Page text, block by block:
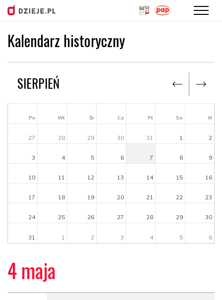
Przejdź
do
Kalendarz historyczny
4 maja
SIERPIEŃ
Pn Wt Śr Cz Pt So N
27 28 29 30 31 1 2
3 4 5 6 7 8 9
10 11 12 13 14 15 16
17 18 19 20 21 22 23
24 25 26 27 28 29 30
31 1 2 3 4 5 6